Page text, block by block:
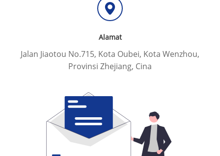
Alamat
Jalan Jiaotou No.715, Kota Oubei, Kota Wenzhou,
Provinsi Zhejiang, Cina